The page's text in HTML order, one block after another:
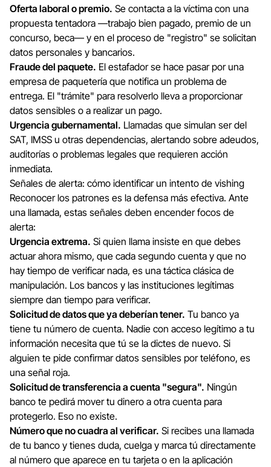
Oferta laboral o premio. Se contacta a la víctima con una
propuesta tentadora —trabajo bien pagado, premio de un
concurso, beca— y en el proceso de "registro" se solicitan
datos personales y bancarios.
Fraude del paquete. El estafador se hace pasar por una
empresa de paquetería que notifica un problema de
entrega. El "trámite" para resolverlo lleva a proporcionar
datos sensibles o a realizar un pago.
Urgencia gubernamental. Llamadas que simulan ser del
SAT, IMSS u otras dependencias, alertando sobre adeudos,
auditorías o problemas legales que requieren acción
inmediata.
Señales de alerta: cómo identificar un intento de vishing
Reconocer los patrones es la defensa más efectiva. Ante
una llamada, estas señales deben encender focos de
alerta:
Urgencia extrema. Si quien llama insiste en que debes
actuar ahora mismo, que cada segundo cuenta y que no
hay tiempo de verificar nada, es una táctica clásica de
manipulación. Los bancos y las instituciones legítimas
siempre dan tiempo para verificar.
Solicitud de datos que ya deberían tener. Tu banco ya
tiene tu número de cuenta. Nadie con acceso legítimo a tu
información necesita que tú se la dictes de nuevo. Si
alguien te pide confirmar datos sensibles por teléfono, es
una señal roja.
Solicitud de transferencia a cuenta "segura". Ningún
banco te pedirá mover tu dinero a otra cuenta para
protegerlo. Eso no existe.
Número que no cuadra al verificar. Si recibes una llamada
de tu banco y tienes duda, cuelga y marca tú directamente
al número que aparece en tu tarjeta o en la aplicación